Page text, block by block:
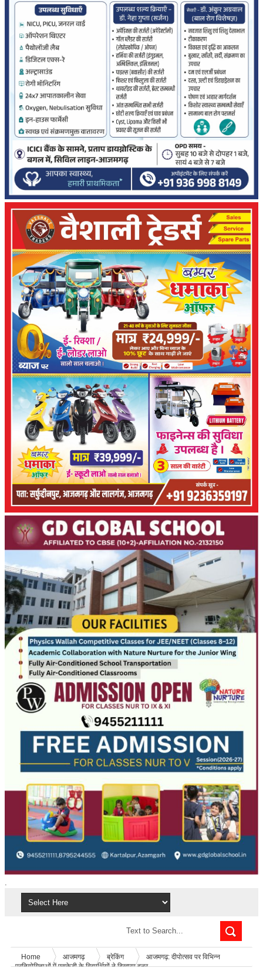
.
Home आजमगढ़ ब्रेकिंग
आजमगढ़: दीपोत्सव पर विभिन्न
प्रतियोगिताओं में एसकेडी के विद्यार्थियों ने दिखाया हुनर